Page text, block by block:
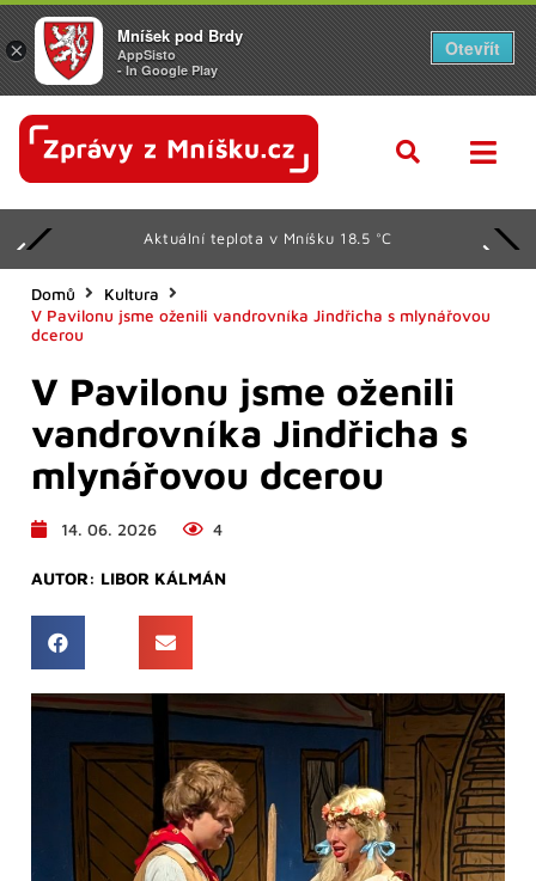
Aktuální teplota v Mníšku 18.5 °C
Domů
Kultura
V Pavilonu jsme oženili vandrovníka Jindřicha s mlynářovou
dcerou
V Pavilonu jsme oženili
vandrovníka Jindřicha s
mlynářovou dcerou
14. 06. 2026 4
AUTOR: LIBOR KÁLMÁN
×
Mníšek pod Brdy
AppSisto
- In Google Play
Otevřít